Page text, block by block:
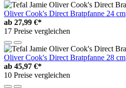
Oliver Cook's Direct Bratpfanne 24 cm
ab 27,99 €*
17 Preise vergleichen
Oliver Cook's Direct Bratpfanne 28 cm
ab 45,97 €*
10 Preise vergleichen